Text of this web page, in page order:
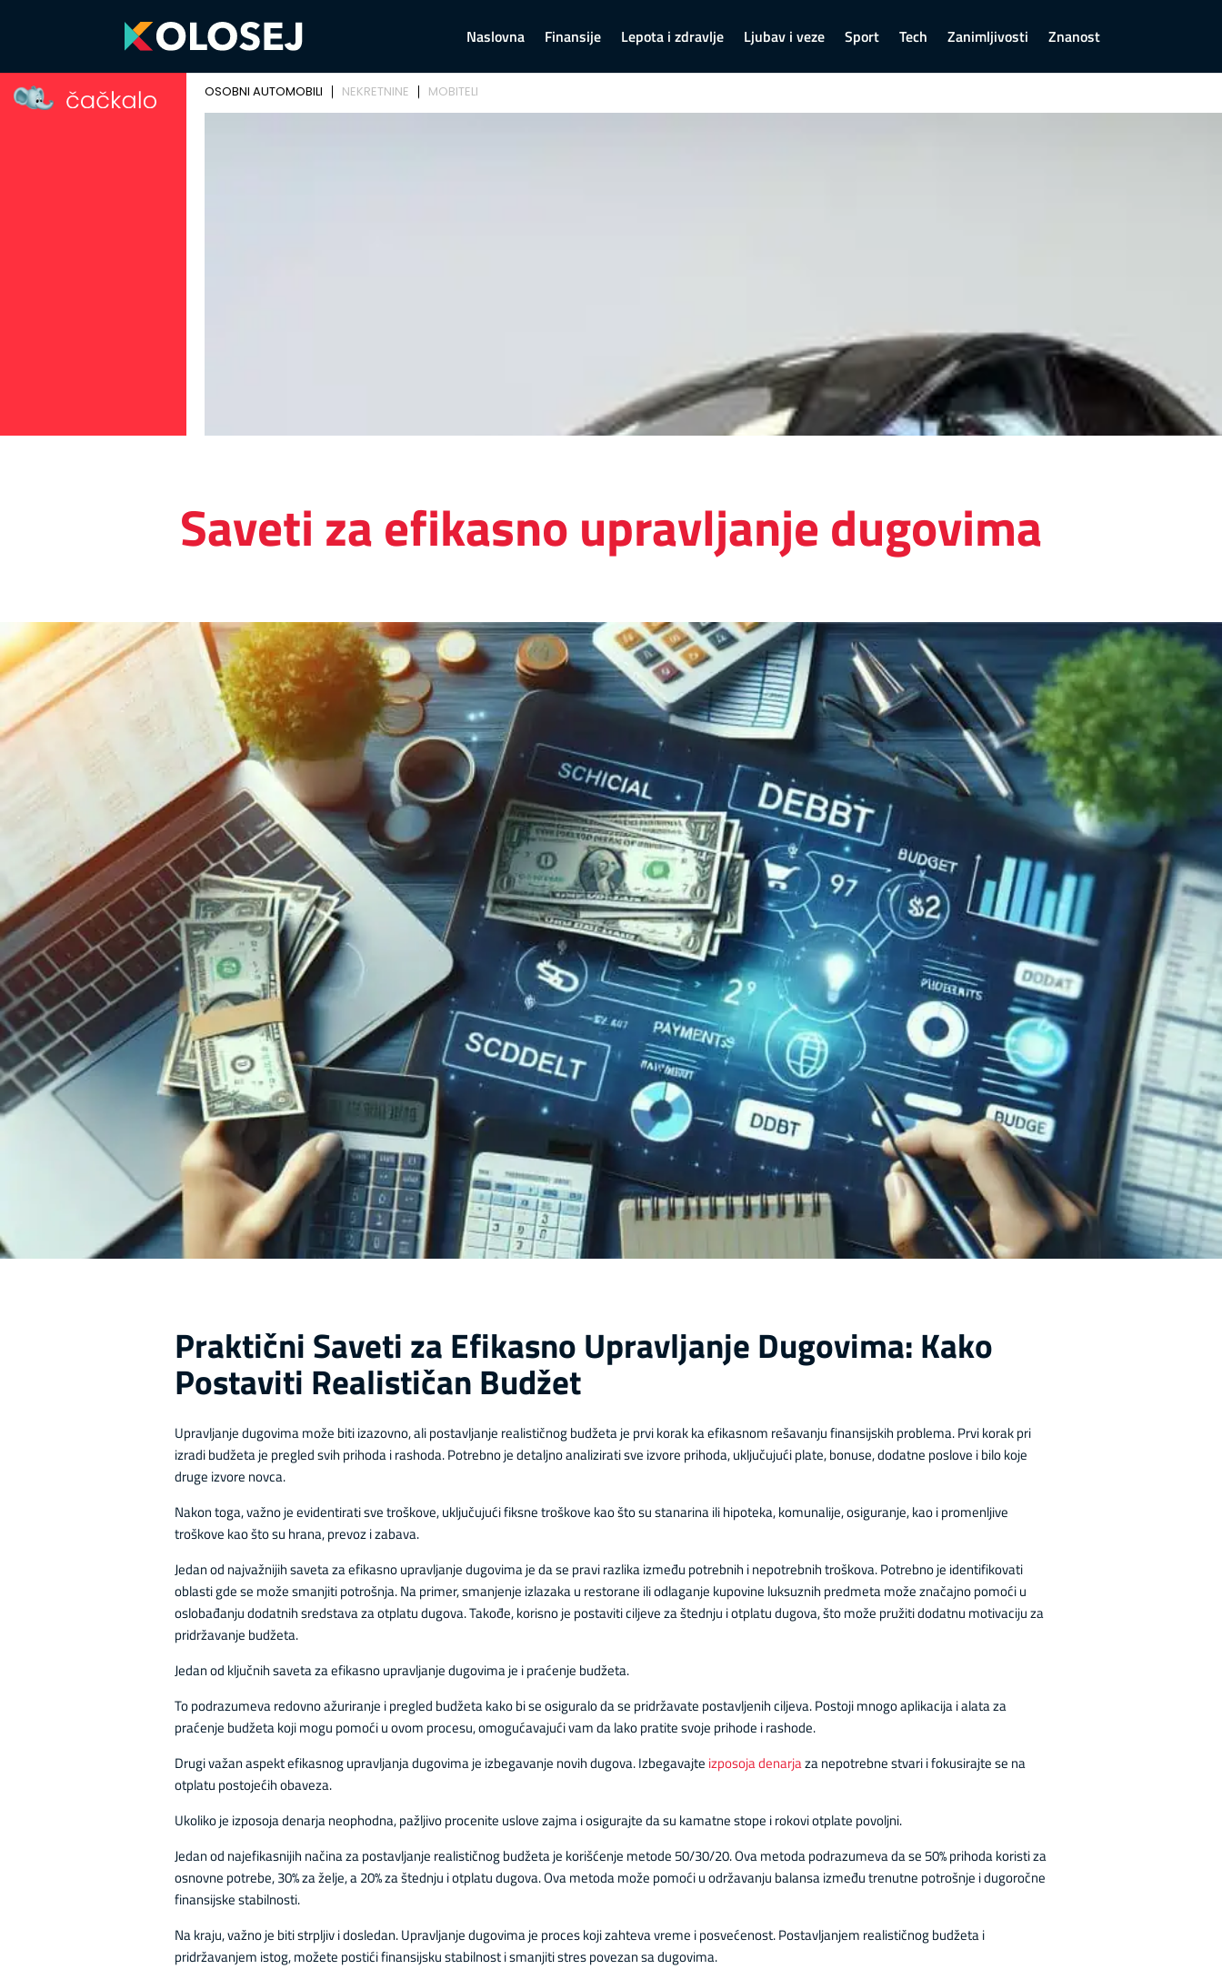
Naslovna Finansije Lepota i zdravlje Ljubav i veze Sport Tech Zanimljivosti Znanost
Saveti za efikasno upravljanje dugovima
Praktični Saveti za Efikasno Upravljanje Dugovima: Kako
Postaviti Realističan Budžet
Upravljanje dugovima može biti izazovno, ali postavljanje realističnog budžeta je prvi korak ka efikasnom rešavanju finansijskih problema. Prvi korak pri
izradi budžeta je pregled svih prihoda i rashoda. Potrebno je detaljno analizirati sve izvore prihoda, uključujući plate, bonuse, dodatne poslove i bilo koje
druge izvore novca.
Nakon toga, važno je evidentirati sve troškove, uključujući fiksne troškove kao što su stanarina ili hipoteka, komunalije, osiguranje, kao i promenljive
troškove kao što su hrana, prevoz i zabava.
Jedan od najvažnijih saveta za efikasno upravljanje dugovima je da se pravi razlika između potrebnih i nepotrebnih troškova. Potrebno je identifikovati
oblasti gde se može smanjiti potrošnja. Na primer, smanjenje izlazaka u restorane ili odlaganje kupovine luksuznih predmeta može značajno pomoći u
oslobađanju dodatnih sredstava za otplatu dugova. Takođe, korisno je postaviti ciljeve za štednju i otplatu dugova, što može pružiti dodatnu motivaciju za
pridržavanje budžeta.
Jedan od ključnih saveta za efikasno upravljanje dugovima je i praćenje budžeta.
To podrazumeva redovno ažuriranje i pregled budžeta kako bi se osiguralo da se pridržavate postavljenih ciljeva. Postoji mnogo aplikacija i alata za
praćenje budžeta koji mogu pomoći u ovom procesu, omogućavajući vam da lako pratite svoje prihode i rashode.
Drugi važan aspekt efikasnog upravljanja dugovima je izbegavanje novih dugova. Izbegavajte izposoja denarjaza nepotrebne stvari i fokusirajte se na
otplatu postojećih obaveza.
Ukoliko je izposoja denarja neophodna, pažljivo procenite uslove zajma i osigurajte da su kamatne stope i rokovi otplate povoljni.
Jedan od najefikasnijih načina za postavljanje realističnog budžeta je korišćenje metode 50/30/20. Ova metoda podrazumeva da se 50% prihoda koristi za
osnovne potrebe, 30% za želje, a 20% za štednju i otplatu dugova. Ova metoda može pomoći u održavanju balansa između trenutne potrošnje i dugoročne
finansijske stabilnosti.
Na kraju, važno je biti strpljiv i dosledan. Upravljanje dugovima je proces koji zahteva vreme i posvećenost. Postavljanjem realističnog budžeta i
pridržavanjem istog, možete postići finansijsku stabilnost i smanjiti stres povezan sa dugovima.